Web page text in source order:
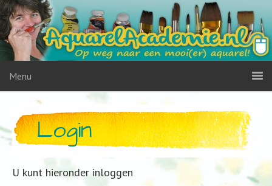
Menu
Login
U kunt hieronder inloggen